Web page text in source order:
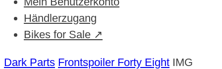
Händlerzugang
Bikes for Sale ↗
Dark Parts Frontspoiler Forty Eight IMG